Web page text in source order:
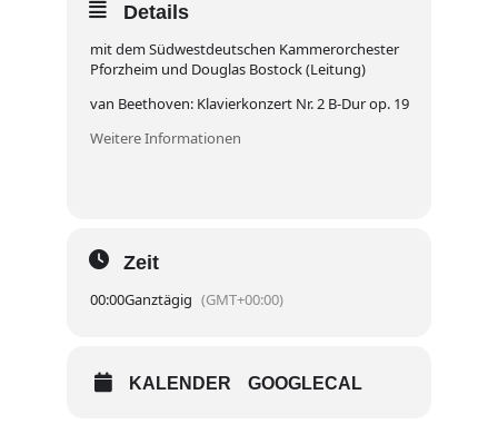
Details
mit dem Südwestdeutschen Kammerorchester
Pforzheim und Douglas Bostock (Leitung)
van Beethoven: Klavierkonzert Nr. 2 B-Dur op. 19
Weitere Informationen
Zeit
00:00Ganztägig (GMT+00:00)
KALENDER GOOGLECAL